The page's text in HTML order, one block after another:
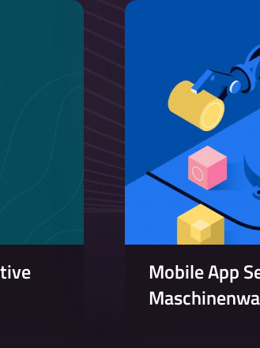
Mobile App